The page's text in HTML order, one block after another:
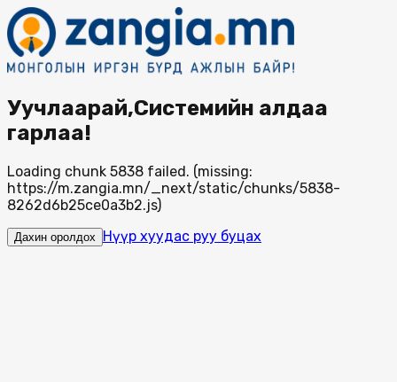
Уучлаарай,Системийн алдаа
гарлаа!
Loading chunk 5838 failed. (missing:
https://m.zangia.mn/_next/static/chunks/5838-
8262d6b25ce0a3b2.js)
Дахин оролдох Нүүр хуудас руу буцах